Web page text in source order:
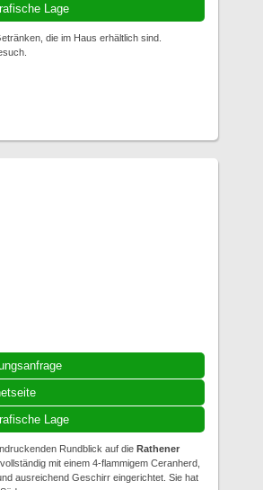
Lage
die im Haus erhältlich sind.
Lage
Rundblick auf die Rathener
mit einem 4-flammigem Ceranherd,
ausreichend Geschirr eingerichtet. Sie hat